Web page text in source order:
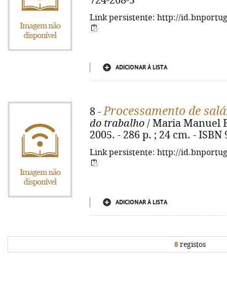
Link persistente: http://
ADICIONAR À LISTA
8 -Processamento de
do trabalho / Maria Manuel
2005. - 286 p. ; 24 cm. - ISBN
Link persistente: http://
ADICIONAR À LISTA
8 registos